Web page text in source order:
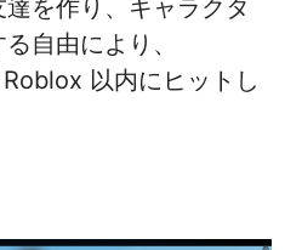
を作り、キャラクタ
自由により、
以内にヒットし